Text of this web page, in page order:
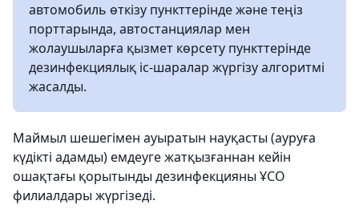
автомобиль өткізу пункттерінде және теңіз
порттарында, автостанциялар мен
жолаушыларға қызмет көрсету пункттерінде
дезинфекциялық іс-шаралар жүргізу алгоритмі
жасалды.
Маймыл шешегімен ауыратын науқасты (ауруға
күдікті адамды) емдеуге жатқызғаннан кейін
ошақтағы қорытынды дезинфекцияны ҰСО
филиалдары жүргізеді.